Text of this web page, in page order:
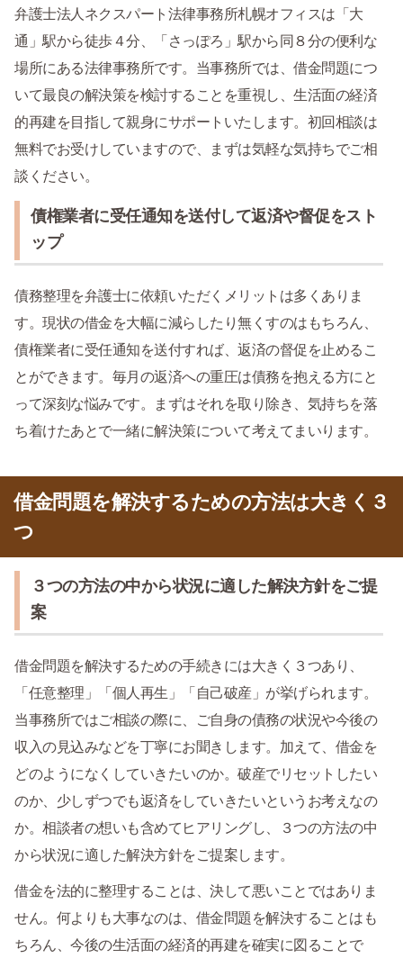
弁護士法人ネクスパート法律事務所札幌オフィスは「大
通」駅から徒歩４分、「さっぽろ」駅から同８分の便利な
場所にある法律事務所です。当事務所では、借金問題につ
いて最良の解決策を検討することを重視し、生活面の経済
的再建を目指して親身にサポートいたします。初回相談は
無料でお受けしていますので、まずは気軽な気持ちでご相
談ください。
債権業者に受任通知を送付して返済や督促をスト
ップ
債務整理を弁護士に依頼いただくメリットは多くありま
す。現状の借金を大幅に減らしたり無くすのはもちろん、
債権業者に受任通知を送付すれば、返済の督促を止めるこ
とができます。毎月の返済への重圧は債務を抱える方にと
って深刻な悩みです。まずはそれを取り除き、気持ちを落
ち着けたあとで一緒に解決策について考えてまいります。
借金問題を解決するための方法は大きく３
つ
３つの方法の中から状況に適した解決方針をご提
案
借金問題を解決するための手続きには大きく３つあり、
「任意整理」「個人再生」「自己破産」が挙げられます。
当事務所ではご相談の際に、ご自身の債務の状況や今後の
収入の見込みなどを丁寧にお聞きします。加えて、借金を
どのようになくしていきたいのか。破産でリセットしたい
のか、少しずつでも返済をしていきたいというお考えなの
か。相談者の想いも含めてヒアリングし、３つの方法の中
から状況に適した解決方針をご提案します。
借金を法的に整理することは、決して悪いことではありま
せん。何よりも大事なのは、借金問題を解決することはも
ちろん、今後の生活面の経済的再建を確実に図ることで